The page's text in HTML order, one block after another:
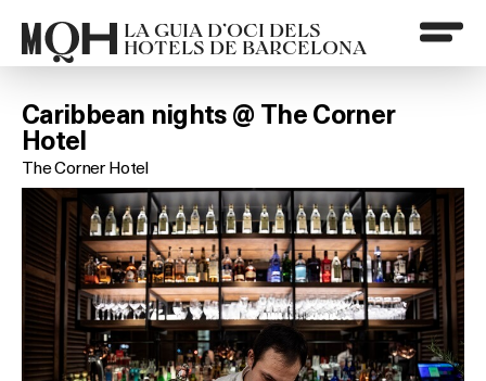
LA GUIA D’OCI DELS
HOTELS DE BARCELONA
Caribbean nights @ The Corner
Hotel
The Corner Hotel